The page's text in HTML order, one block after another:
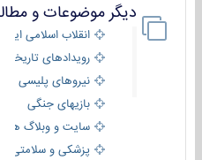
دیگر موضوعات و
انقلاب اسلامی ایران
رویدادهای تاریخی
نیروهای پلیسی
بازیهای جنگی
سایت و وبلاگ ها
پزشکی و سلامتی